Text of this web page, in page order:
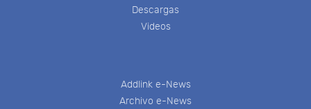
Descargas
Videos
Addlink e-News
Archivo e-News